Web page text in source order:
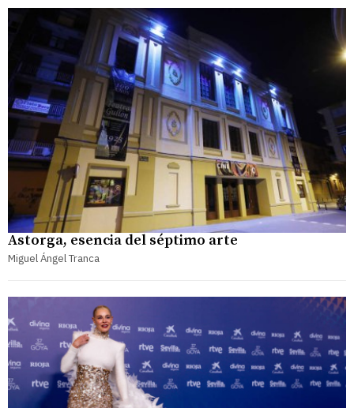
Astorga, esencia del séptimo arte
Miguel Ángel Tranca